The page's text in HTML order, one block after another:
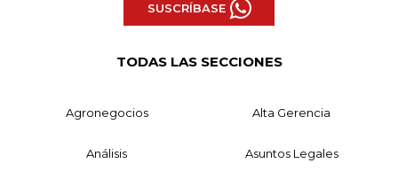
SUSCRÍBASE
TODAS LAS SECCIONES
Agronegocios Alta Gerencia
Análisis Asuntos Legales